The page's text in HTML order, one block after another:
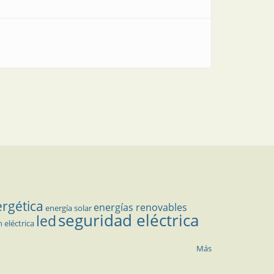
energía solar energías renovables
eléctrica ledseguridad eléctrica
Más